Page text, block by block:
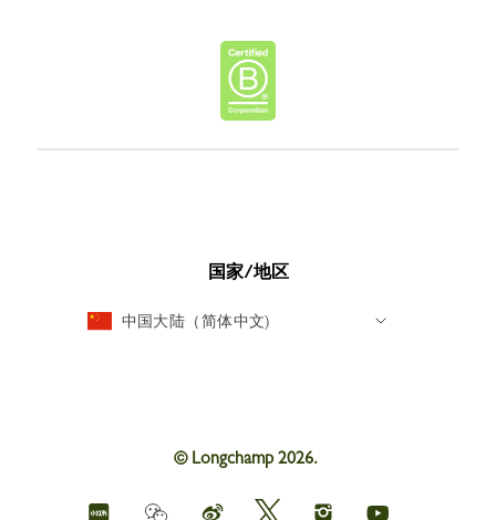
国家/地区
中国大陆（简体中文)
© Longchamp 2026.
LongchampWeichatLongchampLongchampLongchampLongchamp